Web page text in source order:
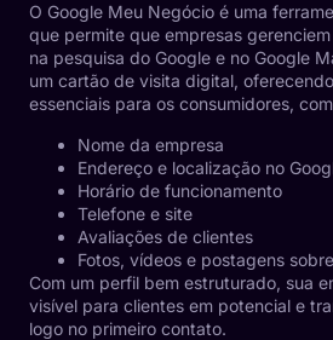
O Google Meu Negócio é uma
que permite que empresas
na pesquisa do Google e no Google
um cartão de visita digital,
essenciais para os consumidores,
Nome da empresa
Endereço e localização no
Horário de funcionamento
Telefone e site
Avaliações de clientes
Fotos, vídeos e postagens
Com um perfil bem estruturado, sua
visível para clientes em potencial e
logo no primeiro contato.